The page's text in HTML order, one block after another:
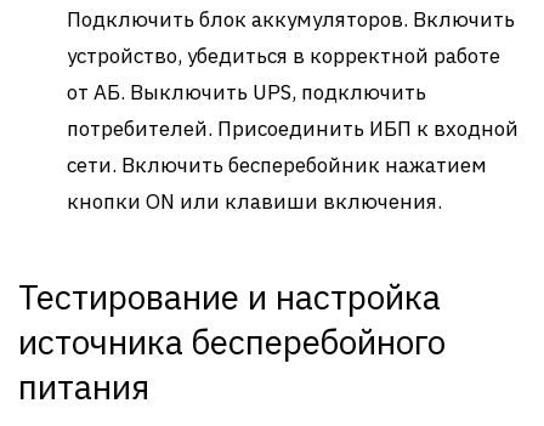
Подключить блок аккумуляторов. Включить
устройство, убедиться в корректной работе
от АБ. Выключить UPS, подключить
потребителей. Присоединить ИБП к входной
сети. Включить бесперебойник нажатием
кнопки ON или клавиши включения.
Тестирование и настройка
источника бесперебойного
питания